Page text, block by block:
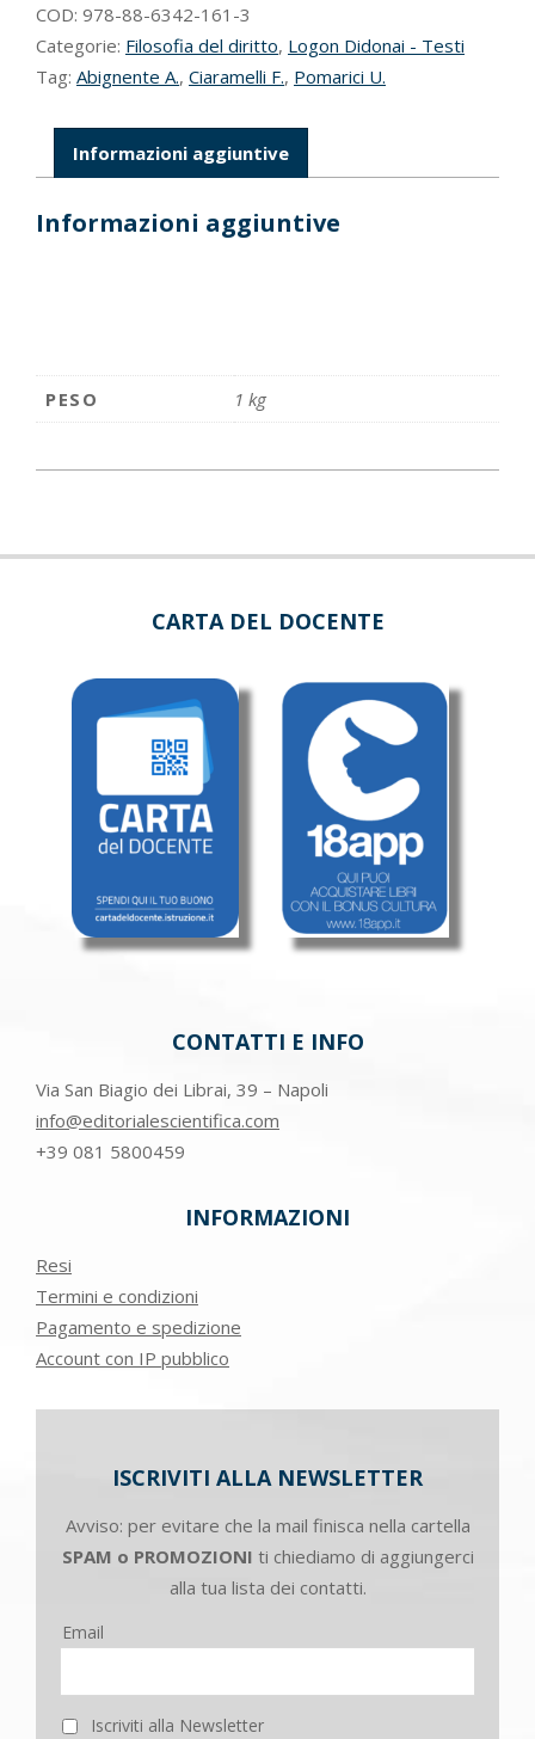
COD: 978-88-6342-161-3
Categorie: Filosofia del diritto, Logon Didonai - Testi
Tag: Abignente A., Ciaramelli F., Pomarici U.
Informazioni aggiuntive
Informazioni aggiuntive
PESO 1 kg
CARTA DEL DOCENTE
CONTATTI E INFO
Via San Biagio dei Librai, 39 – Napoli
info@editorialescientifica.com
+39 081 5800459
INFORMAZIONI
Resi
Termini e condizioni
Pagamento e spedizione
Account con IP pubblico
ISCRIVITI ALLA NEWSLETTER
Avviso: per evitare che la mail finisca nella cartella
SPAM o PROMOZIONI ti chiediamo di aggiungerci
alla tua lista dei contatti.
Email
Iscriviti alla Newsletter